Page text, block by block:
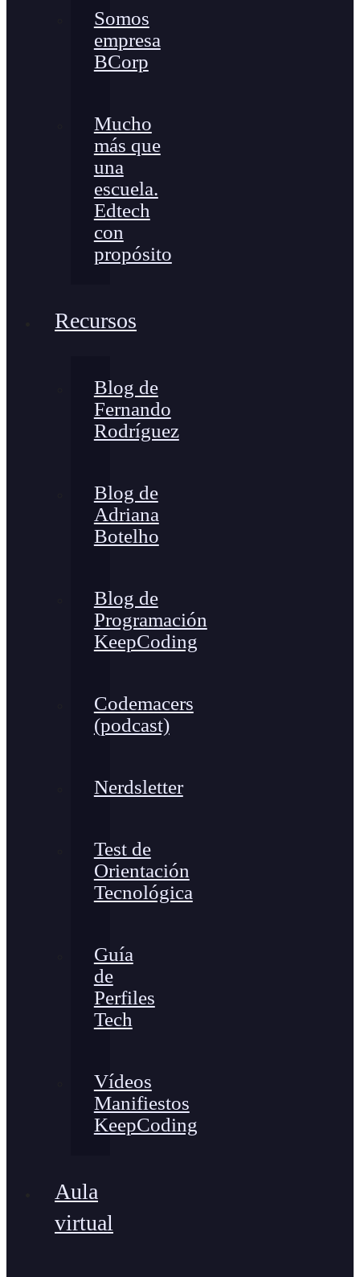
Somos
empresa
BCorp
Mucho
más que
una
escuela.
Edtech
con
propósito
Recursos
Blog de
Fernando
Rodríguez
Blog de
Adriana
Botelho
Blog de
Programación
KeepCoding
Codemacers
(podcast)
Nerdsletter
Test de
Orientación
Tecnológica
Guía
de
Perfiles
Tech
Vídeos
Manifiestos
KeepCoding
Aula
virtual